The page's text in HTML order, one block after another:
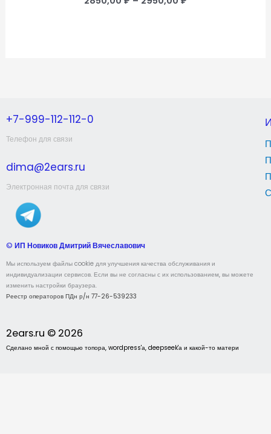
+7-999-112-112-0
Телефон для связи
dima@2ears.ru
Электронная почта для связи
© ИП Новиков Дмитрий Вячеславович
Мы используем файлы cookie для улучшения качества обслуживания и
индивидуализации сервисов. Если вы не согласны с их использованием, вы можете
изменить настройки браузера.
Реестр операторов ПДн р/н 77-26-539233
2ears.ru © 2026
Сделано мной с помощью топора, wordpress'а, deepseek'а и какой-то матери